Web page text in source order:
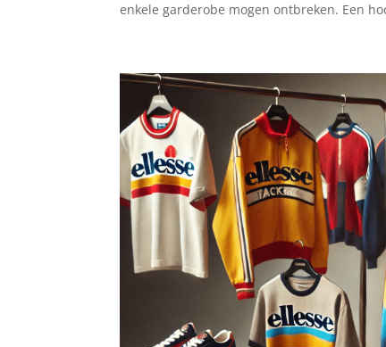
enkele garderobe mogen ontbreken. Een